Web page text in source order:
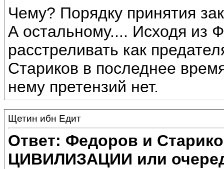
Чему? Порядку принятия
А остальному.... Исходя из
расстреливать как
Стариков в последнее
нему претензий нет.
Щетин ибн Едит
Ответ: Федоров и
ЦИВИЛИЗАЦИИ или